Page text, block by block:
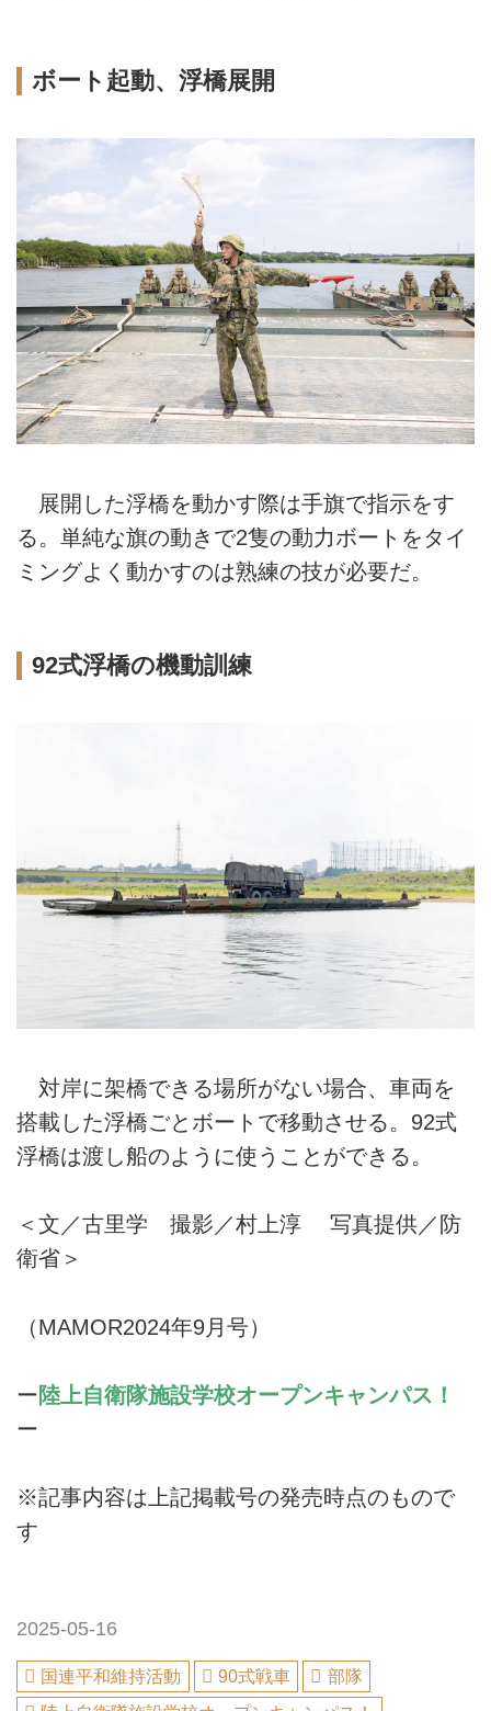
ボート起動、浮橋展開
展開した浮橋を動かす際は手旗で指示をす
る。単純な旗の動きで2隻の動力ボートをタイ
ミングよく動かすのは熟練の技が必要だ。
92式浮橋の機動訓練
対岸に架橋できる場所がない場合、車両を
搭載した浮橋ごとボートで移動させる。92式
浮橋は渡し船のように使うことができる。
＜文／古里学 撮影／村上淳 写真提供／防
衛省＞
（MAMOR2024年9月号）
ー陸上自衛隊施設学校オープンキャンパス！
ー
※記事内容は上記掲載号の発売時点のもので
す
2025-05-16
国連平和維持活動 90式戦車
部隊